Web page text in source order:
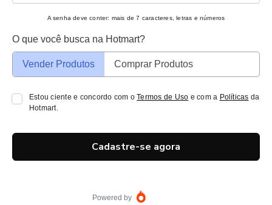
A senha deve conter: mais de 7 caracteres, letras e números
O que você busca na Hotmart?
Vender Produtos Comprar Produtos
Estou ciente e concordo com oTermos de Uso e com a Políticas da
Hotmart.
Cadastre-se agora
Powered by